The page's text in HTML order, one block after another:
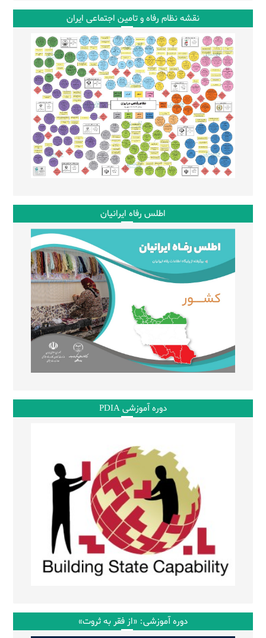
نقشه نظام رفاه و تامین اجتماعی ایران
اطلس رفاه ایرانیان
دوره آموزشی PDIA
دوره آموزشی: «از فقر به ثروت»